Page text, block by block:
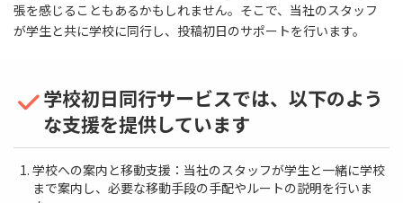
張を感じることもあるかもしれません。そこで、当社のスタッフ
が学生と共に学校に同行し、投稿初日のサポートを行います。
学校初日同行サービスでは、以下のよう
な支援を提供しています
学校への案内と移動支援：当社のスタッフが学生と一緒に学校
まで案内し、必要な移動手段の手配やルートの説明を行いま